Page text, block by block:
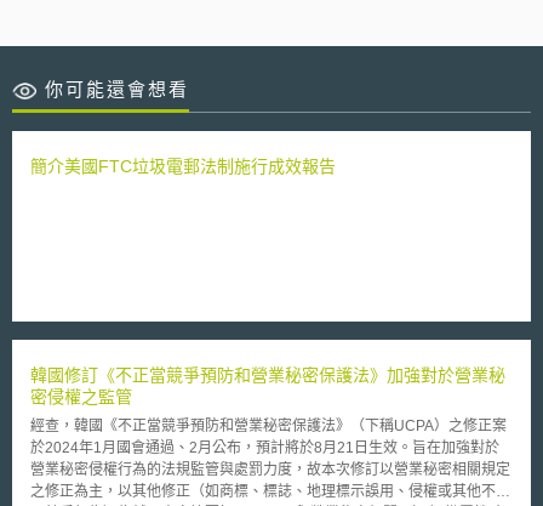
你可能還會想看
簡介美國FTC垃圾電郵法制施行成效報告
韓國修訂《不正當競爭預防和營業秘密保護法》加強對於營業秘
密侵權之監管
經查，韓國《不正當競爭預防和營業秘密保護法》（下稱UCPA）之修正案
於2024年1月國會通過、2月公布，預計將於8月21日生效。旨在加強對於
營業秘密侵權行為的法規監管與處罰力度，故本次修訂以營業秘密相關規定
之修正為主，以其他修正（如商標、標誌、地理標示誤用、侵權或其他不公